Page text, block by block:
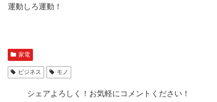
運動しろ運動！
家電
ビジネス モノ
シェアよろしく！お気軽にコメントください！